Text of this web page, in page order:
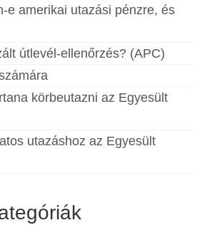
e amerikai utazási pénzre, és
útlevél-ellenőrzés? (APC)
körbeutazni az Egyesült
utazáshoz az Egyesült